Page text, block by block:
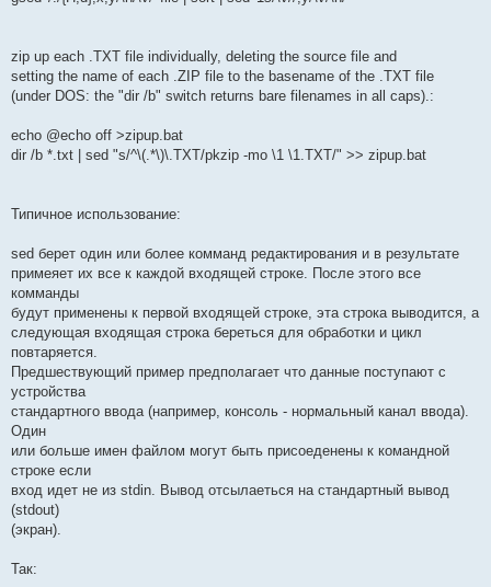
zip up each .TXT file individually, deleting the source file and
setting the name of each .ZIP file to the basename of the .TXT file
(under DOS: the "dir /b" switch returns bare filenames in all caps).:
echo @echo off >zipup.bat
dir /b *.txt | sed "s/^\(.*\)\.TXT/pkzip -mo \1 \1.TXT/" >> zipup.bat
Типичное использование:
sed берет один или более комманд редактирования и в результате
примеяет их все к каждой входящей строке. После этого все
комманды
будут применены к первой входящей строке, эта строка выводится, а
следующая входящая строка береться для обработки и цикл
повтаряется.
Предшествующий пример предполагает что данные поступают с
устройства
стандартного ввода (например, консоль - нормальный канал ввода).
Один
или больше имен файлом могут быть присоеденены к командной
строке если
вход идет не из stdin. Вывод отсылаеться на стандартный вывод
(stdout)
(экран).
Так: